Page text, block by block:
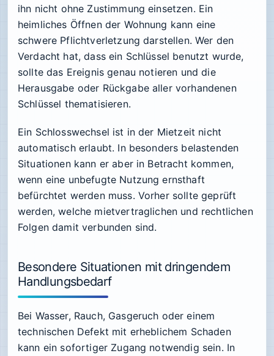
ihn nicht ohne Zustimmung einsetzen. Ein
heimliches Öffnen der Wohnung kann eine
schwere Pflichtverletzung darstellen. Wer den
Verdacht hat, dass ein Schlüssel benutzt wurde,
sollte das Ereignis genau notieren und die
Herausgabe oder Rückgabe aller vorhandenen
Schlüssel thematisieren.
Ein Schlosswechsel ist in der Mietzeit nicht
automatisch erlaubt. In besonders belastenden
Situationen kann er aber in Betracht kommen,
wenn eine unbefugte Nutzung ernsthaft
befürchtet werden muss. Vorher sollte geprüft
werden, welche mietvertraglichen und rechtlichen
Folgen damit verbunden sind.
Besondere Situationen mit dringendem
Handlungsbedarf
Bei Wasser, Rauch, Gasgeruch oder einem
technischen Defekt mit erheblichem Schaden
kann ein sofortiger Zugang notwendig sein. In